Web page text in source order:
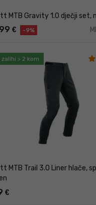
MTB Gravity 1.0 dječji set,
€ -9%
zalihi > 2 kom
MTB Trail 3.0 Liner hlače,
€